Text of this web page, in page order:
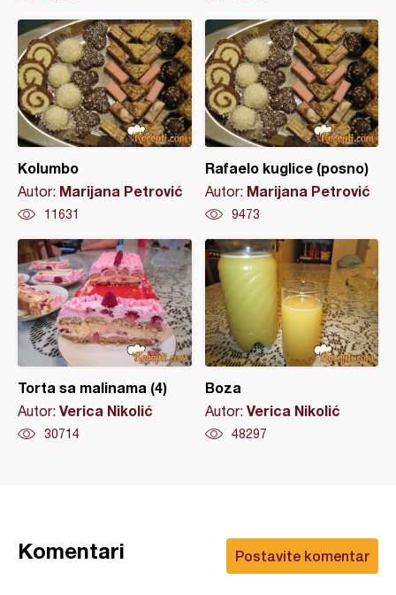
Kolumbo
Autor: Marijana Petrović
11631
Rafaelo kuglice (posno)
Autor: Marijana Petrović
9473
Torta sa malinama (4)
Autor: Verica Nikolić
30714
Boza
Autor: Verica Nikolić
48297
Postavite komentar
Komentari